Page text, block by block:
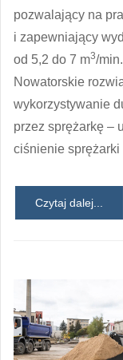
pozwalający na
i zapewniający
od 5,2 do 7 m3/min.
Nowatorskie
wykorzystywanie
przez sprężarkę –
ciśnienie
Czytaj dalej...